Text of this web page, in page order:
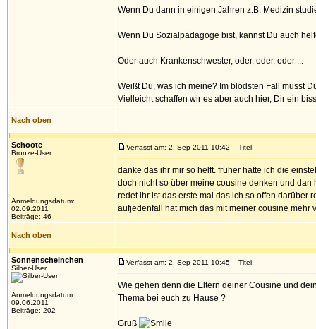
Wenn Du dann in einigen Jahren z.B. Medizin
Wenn Du Sozialpädagoge bist, kannst Du auch
Oder auch Krankenschwester, oder, oder, oder ...
Weißt Du, was ich meine? Im blödsten Fall musst
Vielleicht schaffen wir es aber auch hier, Dir ein
Nach oben
Schoote
Bronze-User
Anmeldungsdatum:
02.09.2011
Beiträge: 46
Verfasst am: 2. Sep 2011 10:42 Titel:
danke das ihr mir so helft. früher hatte ich die
doch nicht so über meine cousine denken und
redet ihr ist das erste mal das ich so offen
aufjedenfall hat mich das mit meiner cousine mehr
Nach oben
Sonnenscheinchen
Silber-User
Anmeldungsdatum:
09.06.2011
Beiträge: 202
Verfasst am: 2. Sep 2011 10:45 Titel:
Wie gehen denn die Eltern deiner Cousine und
Thema bei euch zu Hause ?
Gruß